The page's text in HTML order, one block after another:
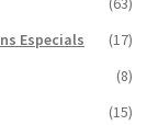
Especials
(17)
(8)
(15)